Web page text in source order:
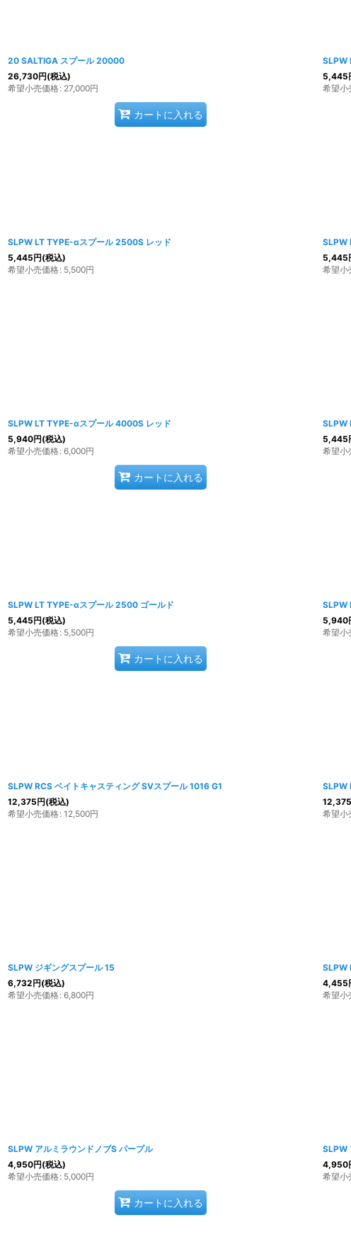
20 SALTIGA スプール 20000
26,730円(税込)
希望小売価格: 27,000円
カートに入れる
SLPW
5,445
希望小
SLPW LT TYPE-αスプール 2500S レッド
5,445円(税込)
希望小売価格: 5,500円
SLPW
5,445
希望小
SLPW LT TYPE-αスプール 4000S レッド
5,940円(税込)
希望小売価格: 6,000円
カートに入れる
SLPW
5,445
希望小
SLPW LT TYPE-αスプール 2500 ゴールド
5,445円(税込)
希望小売価格: 5,500円
カートに入れる
SLPW
5,940
希望小
SLPW RCS ベイトキャスティング SVスプール 1016 G1
12,375円(税込)
希望小売価格: 12,500円
SLPW
12,375
希望小
SLPW ジギングスプール 15
6,732円(税込)
希望小売価格: 6,800円
SLPW
4,455
希望小
SLPW アルミラウンドノブS パープル
4,950円(税込)
希望小売価格: 5,000円
カートに入れる
SLPW
4,950
希望小